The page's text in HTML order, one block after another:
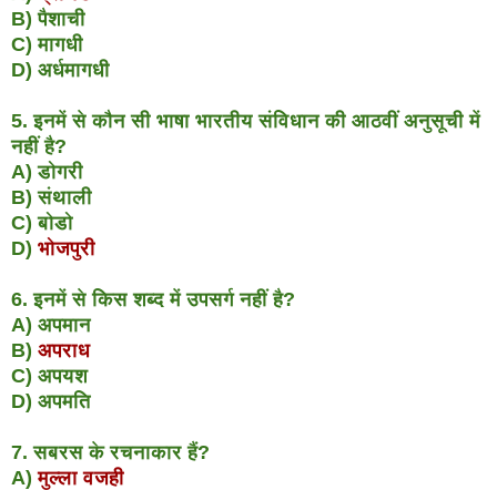
B) पैशाची
C) मागधी
D) अर्धमागधी
5. इनमें से कौन सी भाषा भारतीय संविधान की आठवीं अनुसूची में
नहीं है?
A) डोगरी
B) संथाली
C) बोडो
D) भोजपुरी
6. इनमें से किस शब्द में उपसर्ग नहीं है?
A) अपमान
B) अपराध
C) अपयश
D) अपमति
7. सबरस के रचनाकार हैं?
A) मुल्ला वजही